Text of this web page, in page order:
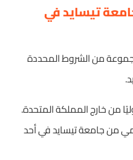
تيسايد في
من الشروط المحددة
من خارج المملكة المتحدة.
من جامعة تيسايد في أحد